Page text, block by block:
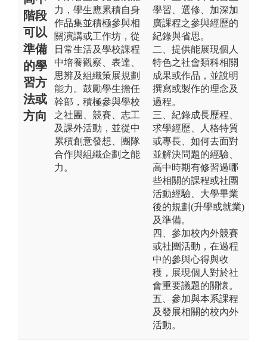
階段
可以
準備
的學
習方
法或
方向
力，學生應累積自身
作品集並積極參與相
關演講或工作坊，從
日常生活及學校課程
中培養觀察、表達、
思辨及組織策展規劃
能力。鼓勵學生擔任
幹部，積極參與學校
之社團、競賽、志工
及課外活動，並從中
累積創意發想、團隊
合作與組織企劃之能
力。
學習、選修、加深加
廣課程之參與經歷的
紀錄與省思。
二、提供能展現個人
特色之社會類科相關
成果或作品，並說明
撰寫或製作的理念及
過程。
三、紀錄成長歷程、
求學經歷、人格特質
或專長、如何去面對
並解決問題的經驗、
高中時期有修習過哪
些相關的課程或社團
活動經驗、大學畢業
後的規劃(升學或就業)
及準備。
四、參加校內外競賽
或社團活動，在過程
中的參與心得與收
穫，展現個人對於社
會重要議題的關懷。
五、參加與本系課程
及發展相關的校內外
活動。